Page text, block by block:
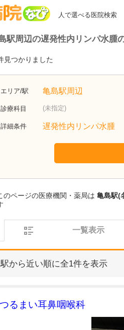
人で選べる医院検索
駅周辺の遅発性内リンパ水腫
見つかりました
エリア/駅 亀島駅周辺
診療科目 (未指定)
詳細条件 遅発性内リンパ水腫
のページの医療機関・薬局は 亀島駅(
一覧表示
駅から近い順に全1件を表示
つるまい耳鼻咽喉科